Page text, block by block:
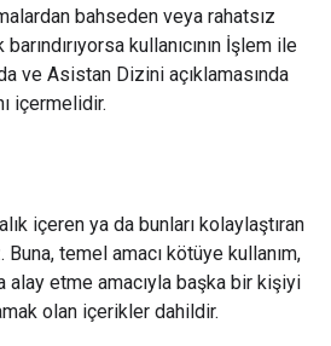
bahseden veya rahatsız
kullanıcının İşlem ile
ve Asistan Dizini açıklamasında
içermelidir.
içeren ya da bunları kolaylaştıran
temel amacı kötüye kullanım,
alay etme amacıyla başka bir kişiyi
olan içerikler dahildir.